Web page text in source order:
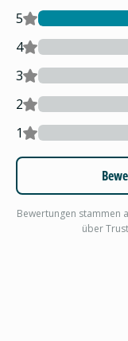
5
4
3
2
1
Bewertungen stammen
über